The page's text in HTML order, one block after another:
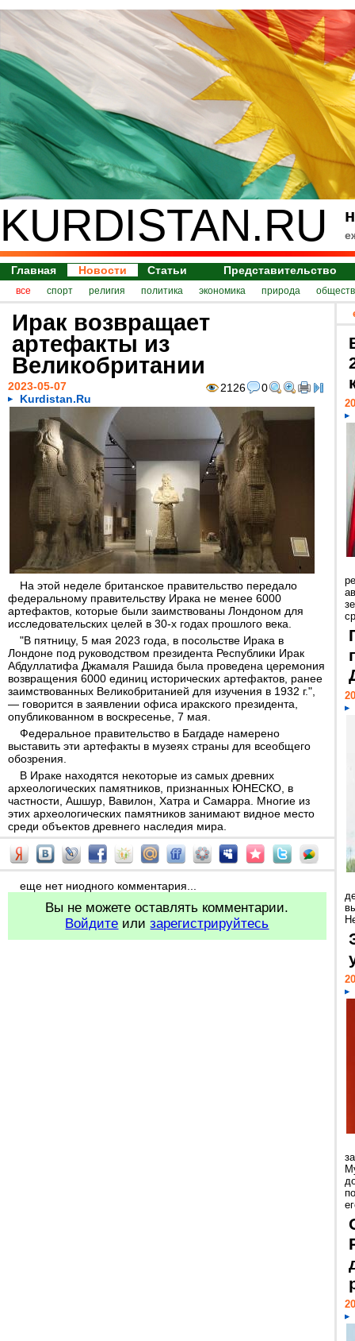
KURDISTAN.RU
Главная Новости Статьи Представительство
все спорт религия политика экономика природа
Ирак возвращает
артефакты из
Великобритании
2126 0
2023-05-07
Kurdistan.Ru
На этой неделе британское правительство передало
федеральному правительству Ирака не менее 6000
артефактов, которые были заимствованы Лондоном для
исследовательских целей в 30-х годах прошлого века.
"В пятницу, 5 мая 2023 года, в посольстве Ирака в
Лондоне под руководством президента Республики Ирак
Абдуллатифа Джамаля Рашида была проведена церемония
возвращения 6000 единиц исторических артефактов, ранее
заимствованных Великобританией для изучения в 1932 г.",
— говорится в заявлении офиса иракского президента,
опубликованном в воскресенье, 7 мая.
Федеральное правительство в Багдаде намерено
выставить эти артефакты в музеях страны для всеобщего
обозрения.
В Ираке находятся некоторые из самых древних
археологических памятников, признанных ЮНЕСКО, в
частности, Ашшур, Вавилон, Хатра и Самарра. Многие из
этих археологических памятников занимают видное место
среди объектов древнего наследия мира.
еще нет ниодного комментария...
Вы не можете оставлять комментарии.
Войдите илизарегистрируйтесь